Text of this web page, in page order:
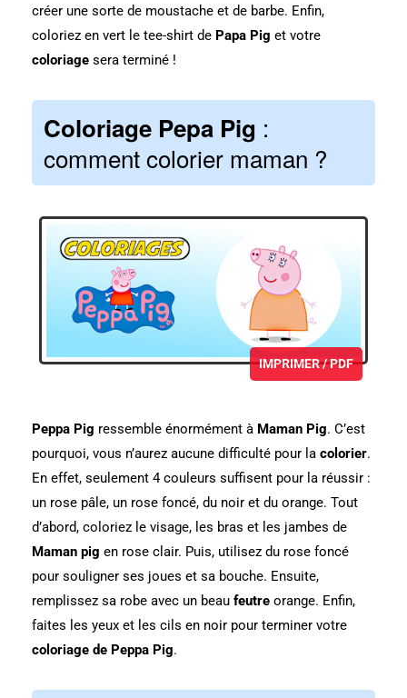
créer une sorte de moustache et de barbe. Enfin,
coloriez en vert le tee-shirt de Papa Pig et votre
coloriage sera terminé !
Coloriage Pepa Pig :
comment colorier maman ?
IMPRIMER / PDF
Peppa Pig ressemble énormément à Maman Pig. C’est
pourquoi, vous n’aurez aucune difficulté pour la colorier.
En effet, seulement 4 couleurs suffisent pour la réussir :
un rose pâle, un rose foncé, du noir et du orange. Tout
d’abord, coloriez le visage, les bras et les jambes de
Maman pig en rose clair. Puis, utilisez du rose foncé
pour souligner ses joues et sa bouche. Ensuite,
remplissez sa robe avec un beau feutre orange. Enfin,
faites les yeux et les cils en noir pour terminer votre
coloriage de Peppa Pig.